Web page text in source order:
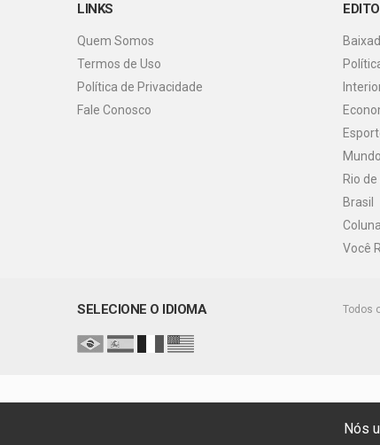
Nós
LINKS
Quem Somos
Termos de Uso
Política de Privacidade
Fale Conosco
Mundo
Rio
Brasil
Coluna
Você
SELECIONE O IDIOMA Todos